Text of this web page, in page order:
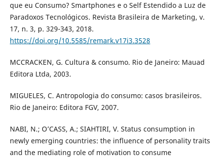
que eu Consumo? Smartphones e o Self Estendido a Luz de
Paradoxos Tecnológicos. Revista Brasileira de Marketing, v.
17, n. 3, p. 329-343, 2018.
https://doi.org/10.5585/remark.v17i3.3528
MCCRACKEN, G. Cultura & consumo. Rio de Janeiro: Mauad
Editora Ltda, 2003.
MIGUELES, C. Antropologia do consumo: casos brasileiros.
Rio de Janeiro: Editora FGV, 2007.
NABI, N.; O’CASS, A.; SIAHTIRI, V. Status consumption in
newly emerging countries: the influence of personality traits
and the mediating role of motivation to consume